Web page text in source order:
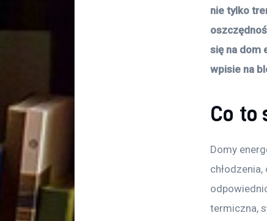
nie tylko
się na dom
wpisie na
Co to
Domy
termiczna,